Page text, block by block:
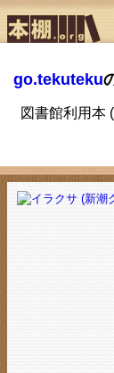
go.tekuteku
図書館利用本